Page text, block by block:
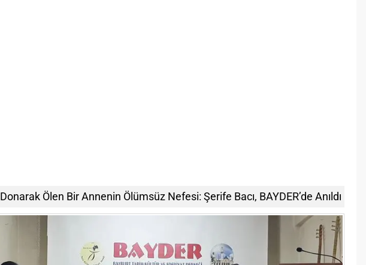
Donarak Ölen Bir Annenin Ölümsüz Nefesi: Şerife Bacı, BAYDER’de Anıldı